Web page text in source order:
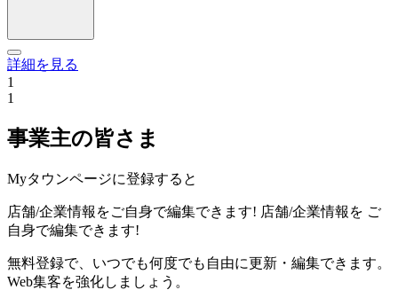
詳細を見る
1
1
事業主の皆さま
Myタウンページに登録すると
店舗/企業情報をご自身で編集できます! 店舗/企業情報を ご
自身で編集できます!
無料登録で、いつでも何度でも自由に更新・編集できます。
Web集客を強化しましょう。